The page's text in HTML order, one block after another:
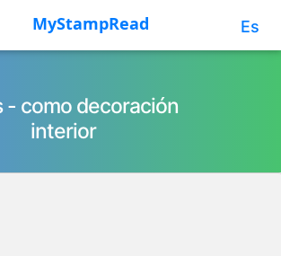
Es
- como decoración
interior